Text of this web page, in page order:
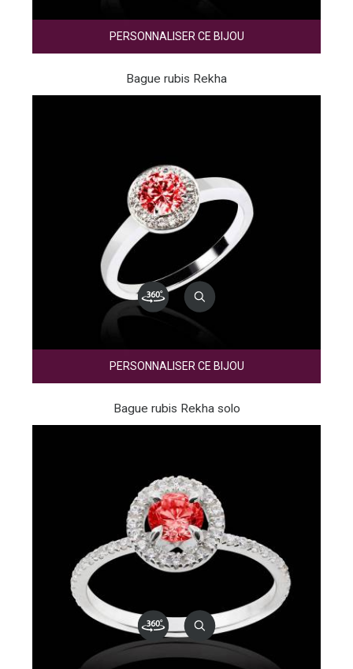
PERSONNALISER CE BIJOU
Bague rubis Rekha
PERSONNALISER CE BIJOU
Bague rubis Rekha solo